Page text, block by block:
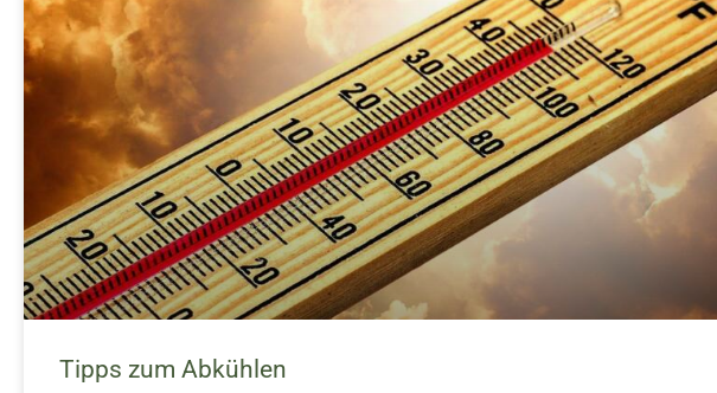
Tipps zum Abkühlen